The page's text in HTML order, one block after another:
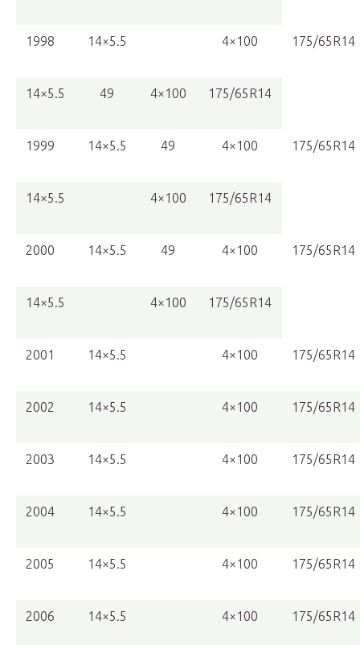
1998 14×5.5 4×100 175/65R14
14×5.5 49 4×100 175/65R14
1999 14×5.5 49 4×100 175/65R14
14×5.5 4×100 175/65R14
2000 14×5.5 49 4×100 175/65R14
14×5.5 4×100 175/65R14
2001 14×5.5 4×100 175/65R14
2002 14×5.5 4×100 175/65R14
2003 14×5.5 4×100 175/65R14
2004 14×5.5 4×100 175/65R14
2005 14×5.5 4×100 175/65R14
2006 14×5.5 4×100 175/65R14